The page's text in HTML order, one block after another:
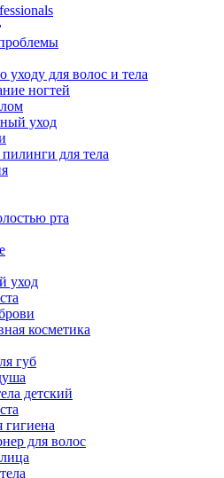
уходу для волос и тела
ногтей
уход
для тела
рта
уход
косметика
губ
детский
для волос